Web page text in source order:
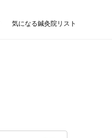
気になる鍼灸院リスト